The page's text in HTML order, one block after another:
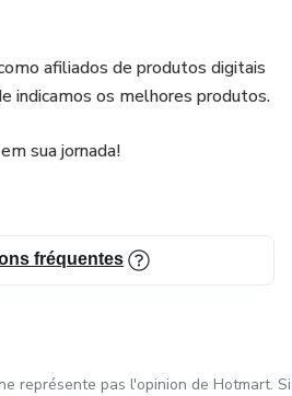
afiliados de produtos digitais
indicamos os melhores produtos.
sua jornada!
fréquentes
représente pas l'opinion de Hotmart. Si